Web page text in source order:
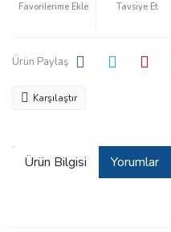
Tavsiye Et
Ürün Paylaş
Karşılaştır
Ürün Bilgisi Yorumlar